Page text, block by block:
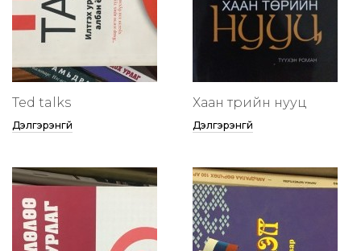
Ted talks
Дэлгэрэнгүй
Хаан төрийн нууц
Дэлгэрэнгүй